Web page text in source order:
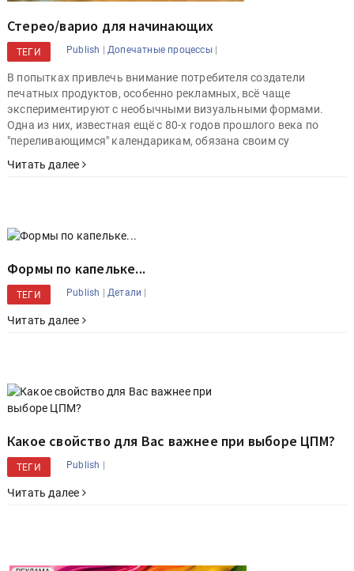
Стерео/варио для начинающих
ТЕГИ Publish | Допечатные процессы|
В попытках привлечь внимание потребителя создатели
печатных продуктов, особенно рекламных, всё чаще
экспериментируют с необычными визуальными формами.
Одна из них, известная ещё с 80-х годов прошлого века по
"переливающимся" календарикам, обязана своим су
Читать далее
Формы по капельке...
ТЕГИ Publish | Детали |
Читать далее
Какое свойство для Вас важнее при выборе ЦПМ?
ТЕГИ Publish |
Читать далее